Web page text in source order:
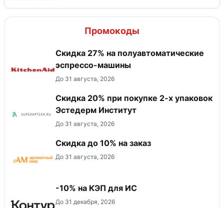
Промокоды
Скидка 27% на полуавтоматические
эспрессо-машины
До 31 августа, 2026
Скидка 20% при покупке 2-х упаковок
Эстедерм Институт
До 31 августа, 2026
Скидка до 10% на заказ
До 31 августа, 2026
-10% на КЭП для ИС
До 31 декабря, 2026